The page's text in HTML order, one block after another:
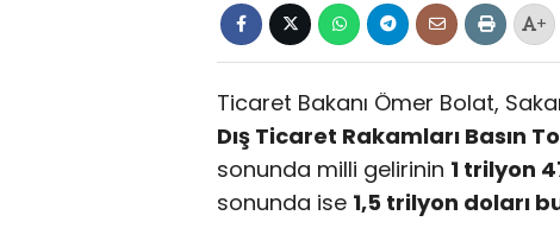
+
Ticaret Bakanı Ömer Bolat,
Dış Ticaret Rakamları Basın
sonunda milli gelirinin 1 trilyon
sonunda ise 1,5 trilyon doları